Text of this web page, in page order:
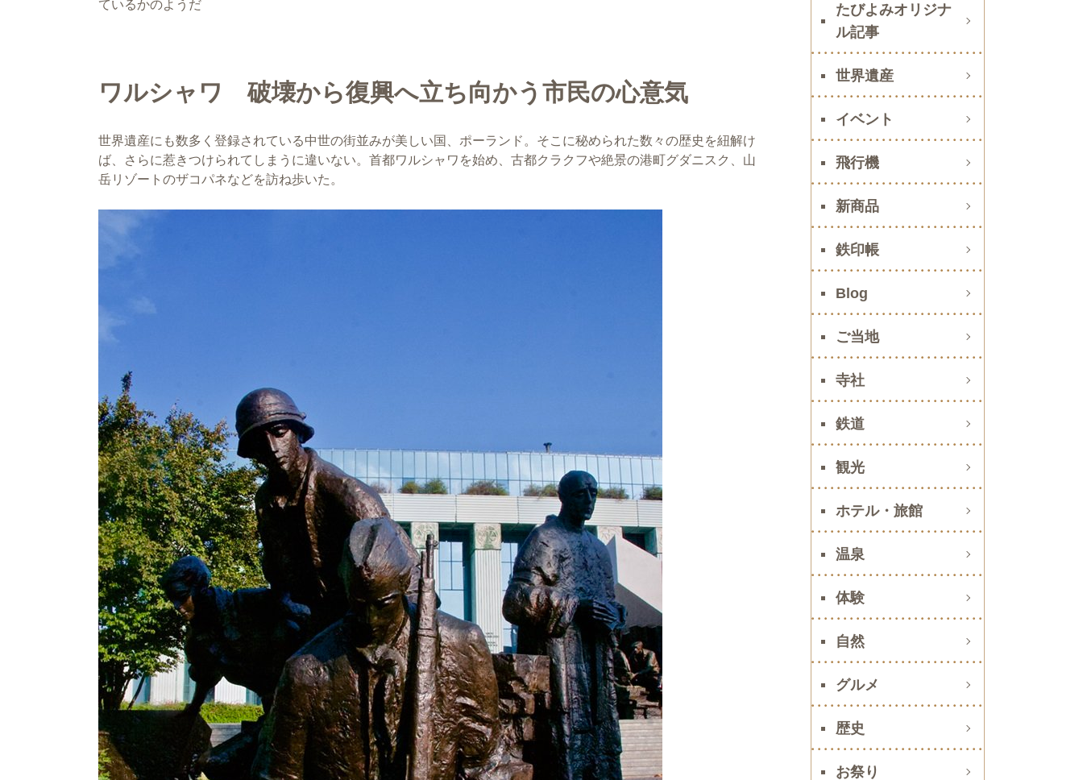
ているかのようだ
ワルシャワ 破壊から復興へ立ち向かう市民の心意気
世界遺産にも数多く登録されている中世の街並みが美しい国、ポーランド。そこに秘められた数々の歴史を紐解け
ば、さらに惹きつけられてしまうに違いない。首都ワルシャワを始め、古都クラクフや絶景の港町グダニスク、山
岳リゾートのザコパネなどを訪ね歩いた。
たびよみオリジナ
ル記事
世界遺産
イベント
飛行機
新商品
鉄印帳
Blog
ご当地
寺社
鉄道
観光
ホテル・旅館
温泉
体験
自然
グルメ
歴史
お祭り